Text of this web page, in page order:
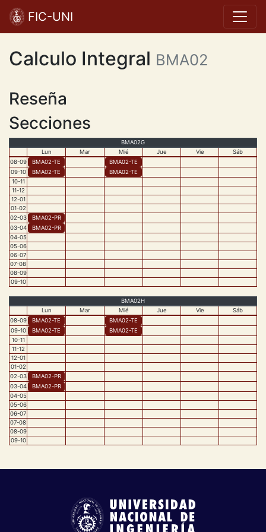
FIC-UNI
Calculo Integral BMA02
Reseña
Secciones
BMA02G
Lun
Mar Mié Jue Vie
Sáb
08-09 BMA02-TE BMA02-TE
09-10 BMA02-TE BMA02-TE
10-11
11-12
12-01
01-02
02-03 BMA02-PR
03-04 BMA02-PR
04-05
05-06
06-07
07-08
08-09
09-10
BMA02H
Lun
Mar Mié Jue Vie
Sáb
08-09 BMA02-TE BMA02-TE
09-10 BMA02-TE BMA02-TE
10-11
11-12
12-01
01-02
02-03 BMA02-PR
03-04 BMA02-PR
04-05
05-06
06-07
07-08
08-09
09-10